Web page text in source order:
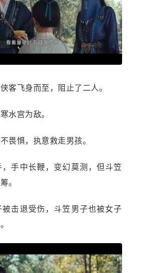
客飞身而至，阻止了二人。
水宫为敌。
畏惧，执意救走男孩。
手中长鞭，变幻莫测，但斗笠
。
击退受伤，斗笠男子也被女子